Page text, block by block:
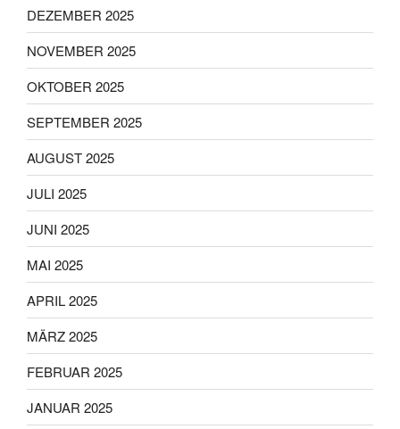
DEZEMBER 2025
NOVEMBER 2025
OKTOBER 2025
SEPTEMBER 2025
AUGUST 2025
JULI 2025
JUNI 2025
MAI 2025
APRIL 2025
MÄRZ 2025
FEBRUAR 2025
JANUAR 2025